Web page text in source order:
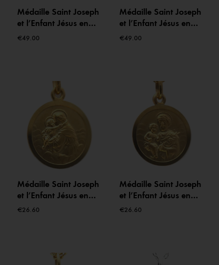
Médaille Saint Joseph
et l’Enfant Jésus en
Argent – 16 mm
€49.00
Médaille Saint Joseph
et l’Enfant Jésus en
Argent – 16 mm
€49.00
Médaille Saint Joseph
et l’Enfant Jésus en
plaqué or – 16 mm
€26.60
Médaille Saint Joseph
et l’Enfant Jésus en
plaqué or – 16 mm
€26.60